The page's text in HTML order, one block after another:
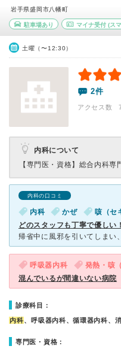
岩手県盛岡市八幡町
駐車場あり マイナ受付(ス
土曜（〜12:30）
2件
アクセス数
内科について
【専門医・資格】 総合内科専
内科の口コミ
内科 かぜ 咳（セ
どのスタッフも丁寧で優しい！
呼吸器内科 発熱・咳
混んでいるが間違いない病院
診療科目：
内科、呼吸器内科、循環器内科、
専門医・資格：